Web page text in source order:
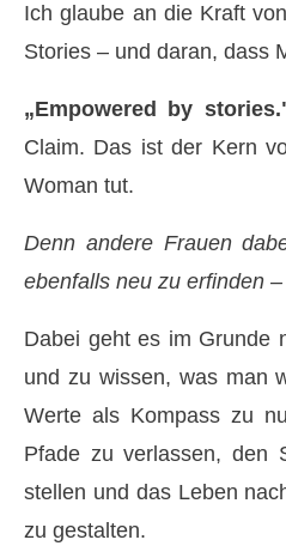
Ich glaube an die Kraft
Stories – und daran, dass
„Empowered by
Claim. Das ist der Kern
Woman tut.
Denn andere Frauen
ebenfalls neu zu erfinden
Dabei geht es im Grunde
und zu wissen, was man
Werte als Kompass zu
Pfade zu verlassen, den
stellen und das Leben
zu gestalten.